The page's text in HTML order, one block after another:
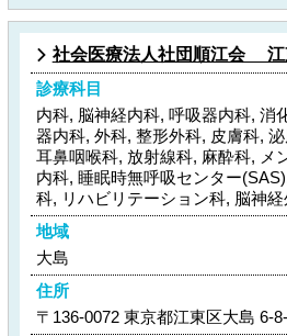
社会医療法人社団順江会 江
診療科目
内科, 脳神経内科, 呼吸器内科, 消
器内科, 外科, 整形外科, 皮膚科,
耳鼻咽喉科, 放射線科, 麻酔科, メ
内科, 睡眠時無呼吸センター
科, リハビリテーション科, 脳神
地域
大島
住所
〒136-0072 東京都江東区大島 6-